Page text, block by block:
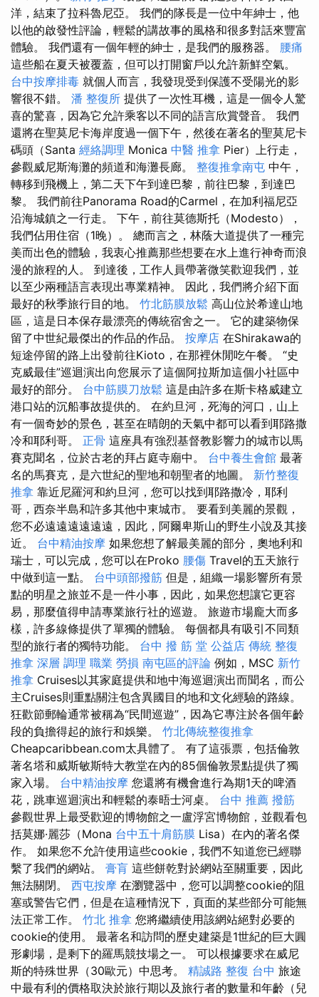
洋，結束了拉科魯尼亞。 我們的隊長是一位中年紳士，他
以他的啟發性評論，輕鬆的講故事的風格和很多對話來豐富
體驗。 我們還有一個年輕的紳士，是我們的服務器。 腰痛
這些船在夏天被覆蓋，但可以打開窗戶以允許新鮮空氣。
台中按摩排毒 就個人而言，我發現受到保護不受陽光的影
響很不錯。 潘 整復所 提供了一次性耳機，這是一個令人驚
喜的驚喜，因為它允許乘客以不同的語言欣賞聲音。 我們
還將在聖莫尼卡海岸度過一個下午，然後在著名的聖莫尼卡
碼頭（Santa 經絡調理 Monica 中醫 推拿 Pier）上行走，
參觀威尼斯海灘的頻道和海灘長廊。 整復推拿南屯 中午，
轉移到飛機上，第二天下午到達巴黎，前往巴黎，到達巴
黎。 我們前往Panorama Road的Carmel，在加利福尼亞
沿海城鎮之一行走。 下午，前往莫德斯托（Modesto），
我們佔用住宿（1晚）。 總而言之，林蔭大道提供了一種完
美而出色的體驗，我衷心推薦那些想要在水上進行神奇而浪
漫的旅程的人。 到達後，工作人員帶著微笑歡迎我們，並
以至少兩種語言表現出專業精神。 因此，我們將介紹下面
最好的秋季旅行目的地。 竹北筋膜放鬆 高山位於希達山地
區，這是日本保存最漂亮的傳統宿舍之一。 它的建築物保
留了中世紀最傑出的作品的作品。 按摩店 在Shirakawa的
短途停留的路上出發前往Kioto，在那裡休閒吃午餐。 “史
克威最佳”巡迴演出向您展示了這個阿拉斯加這個小社區中
最好的部分。 台中筋膜刀放鬆 這是由許多在斯卡格威建立
港口站的沉船事故提供的。 在約旦河，死海的河口，山上
有一個奇妙的景色，甚至在晴朗的天氣中都可以看到耶路撒
冷和耶利哥。 正骨 這座具有強烈基督教影響力的城市以馬
賽克聞名，位於古老的拜占庭寺廟中。 台中養生會館 最著
名的馬賽克，是六世紀的聖地和朝聖者的地圖。 新竹整復
推拿 靠近尼羅河和約旦河，您可以找到耶路撒冷，耶利
哥，西奈半島和許多其他中東城市。 要看到美麗的景觀，
您不必遠遠遠遠遠遠，因此，阿爾卑斯山的野生小說及其接
近。 台中精油按摩 如果您想了解最美麗的部分，奧地利和
瑞士，可以完成，您可以在Proko 腰傷 Travel的五天旅行
中做到這一點。 台中頭部撥筋 但是，組織一場影響所有景
點的明星之旅並不是一件小事，因此，如果您想讓它更容
易，那麼值得申請專業旅行社的巡遊。 旅遊市場龐大而多
樣，許多線條提供了單獨的體驗。 每個都具有吸引不同類
型的旅行者的獨特功能。 台中 撥 筋 堂 公益店 傳統 整復
推拿 深層 調理 職業 勞損 南屯區的評論 例如，MSC 新竹
推拿 Cruises以其家庭提供和地中海巡迴演出而聞名，而公
主Cruises則重點關注包含異國目的地和文化經驗的路線。
狂歡節郵輪​​通常被稱為“民間巡遊”，因為它專注於各個年齡
段的負擔得起的旅行和娛樂。 竹北傳統整復推拿
Cheapcaribbean.com太具體了。 有了這張票，包括倫敦
著名塔和威斯敏斯特大教堂在內的85個倫敦景點提供了獨
家入場。 台中精油按摩 您還將有機會進行為期1天的啤酒
花，跳車巡迴演出和輕鬆的泰晤士河桌。 台中 推薦 撥筋
參觀世界上最受歡迎的博物館之一盧浮宮博物館，並觀看包
括莫娜·麗莎（Mona 台中五十肩筋膜 Lisa）在內的著名傑
作。 如果您不允許使用這些cookie，我們不知道您已經聯
繫了我們的網站。 膏肓 這些餅乾對於網站至關重要，因此
無法關閉。 西屯按摩 在瀏覽器中，您可以調整cookie的阻
塞或警告它們，但是在這種情況下，頁面的某些部分可能無
法正常工作。 竹北 推拿 您將繼續使用該網站絕對必要的
cookie的使用。 最著名和訪問的歷史建築是1世紀的巨大圓
形劇場，是剩下的羅馬競技場之一。 可以根據要求在威尼
斯的特殊世界（30歐元）中思考。 精誠路 整復 台中 旅途
中最有利的價格取決於旅行期以及旅行者的數量和年齡（兒